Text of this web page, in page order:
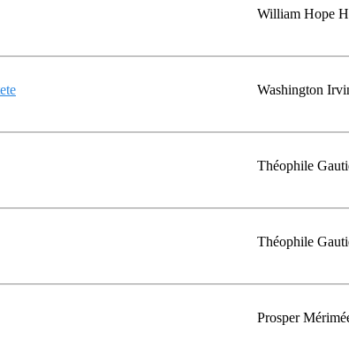
William Hope
Washington
Théophile
Théophile
Prosper